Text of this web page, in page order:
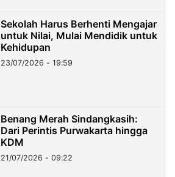
Sekolah Harus Berhenti Mengajar
untuk Nilai, Mulai Mendidik untuk
Kehidupan
23/07/2026 - 19:59
Benang Merah Sindangkasih:
Dari Perintis Purwakarta hingga
KDM
21/07/2026 - 09:22